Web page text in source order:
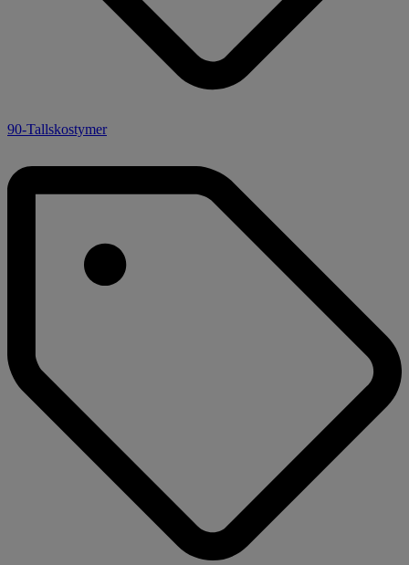
90-Tallskostymer